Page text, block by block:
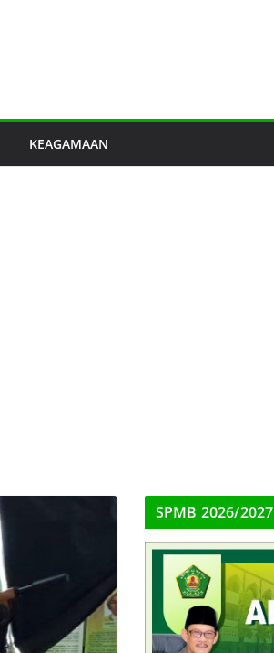
KEAGAMAAN
SPMB 2026/2027